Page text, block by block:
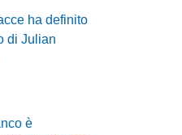
ha definito
di Julian
è